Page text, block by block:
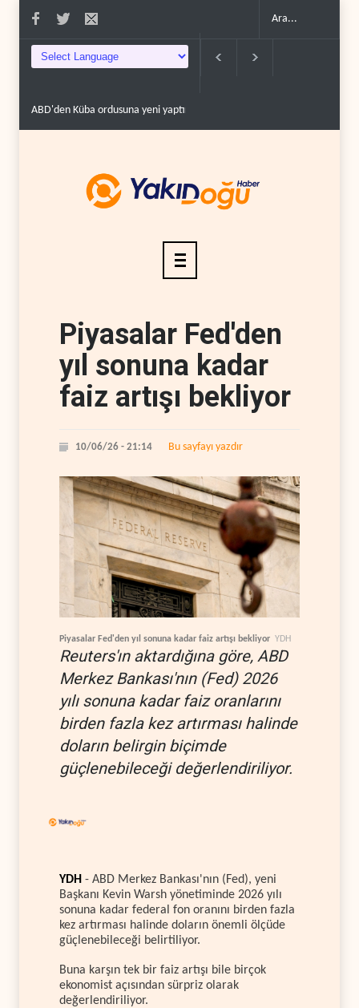
ABD'den Küba ordusuna yeni yaptırımlar..
Piyasalar Fed'den
yıl sonuna kadar
faiz artışı bekliyor
10/06/26 - 21:14 Bu sayfayı yazdır
Piyasalar Fed'den yıl sonuna kadar faiz artışı bekliyor YDH
Reuters'ın aktardığına göre, ABD
Merkez Bankası'nın (Fed) 2026
yılı sonuna kadar faiz oranlarını
birden fazla kez artırması halinde
doların belirgin biçimde
güçlenebileceği değerlendiriliyor.
YDH - ABD Merkez Bankası'nın (Fed), yeni
Başkanı Kevin Warsh yönetiminde 2026 yılı
sonuna kadar federal fon oranını birden fazla
kez artırması halinde doların önemli ölçüde
güçlenebileceği belirtiliyor.
Buna karşın tek bir faiz artışı bile birçok
ekonomist açısından sürpriz olarak
değerlendiriliyor.